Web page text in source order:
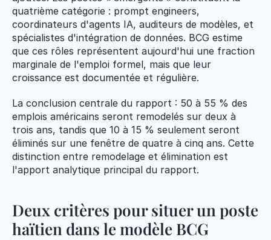
quatrième catégorie : prompt engineers,
coordinateurs d'agents IA, auditeurs de modèles, et
spécialistes d'intégration de données. BCG estime
que ces rôles représentent aujourd'hui une fraction
marginale de l'emploi formel, mais que leur
croissance est documentée et régulière.
La conclusion centrale du rapport : 50 à 55 % des
emplois américains seront remodelés sur deux à
trois ans, tandis que 10 à 15 % seulement seront
éliminés sur une fenêtre de quatre à cinq ans. Cette
distinction entre remodelage et élimination est
l'apport analytique principal du rapport.
Deux critères pour situer un poste
haïtien dans le modèle BCG